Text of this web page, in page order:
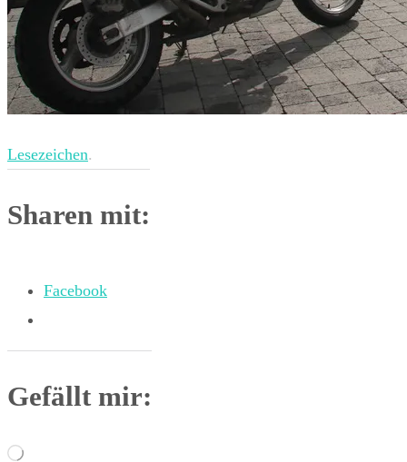
Lesezeichen.
Sharen mit:
Facebook
Gefällt mir:
Wird